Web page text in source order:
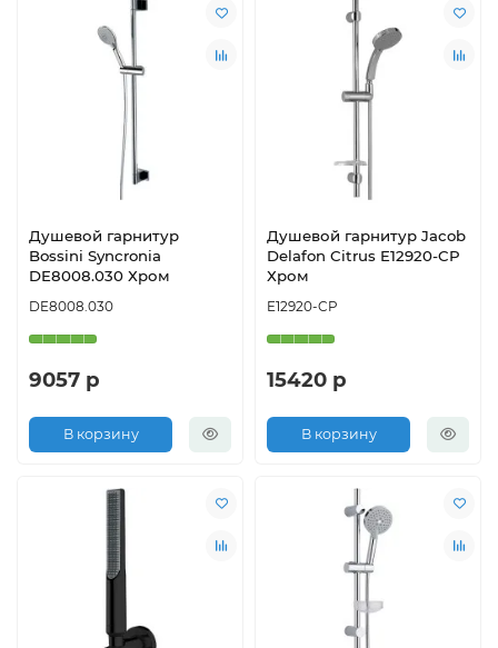
Душевой гарнитур
Bossini Syncronia
DE8008.030 Хром
DE8008.030
9057 р
В корзину
Душевой гарнитур Jacob
Delafon Citrus E12920-CP
Хром
E12920-CP
15420 р
В корзину